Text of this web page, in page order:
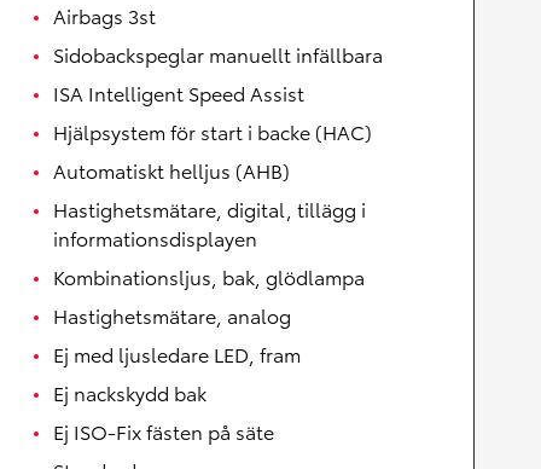
Airbags 3st
Sidobackspeglar manuellt infällbara
ISA Intelligent Speed Assist
Hjälpsystem för start i backe (HAC)
Automatiskt helljus (AHB)
Hastighetsmätare, digital, tillägg i
informationsdisplayen
Kombinationsljus, bak, glödlampa
Hastighetsmätare, analog
Ej med ljusledare LED, fram
Ej nackskydd bak
Ej ISO-Fix fästen på säte